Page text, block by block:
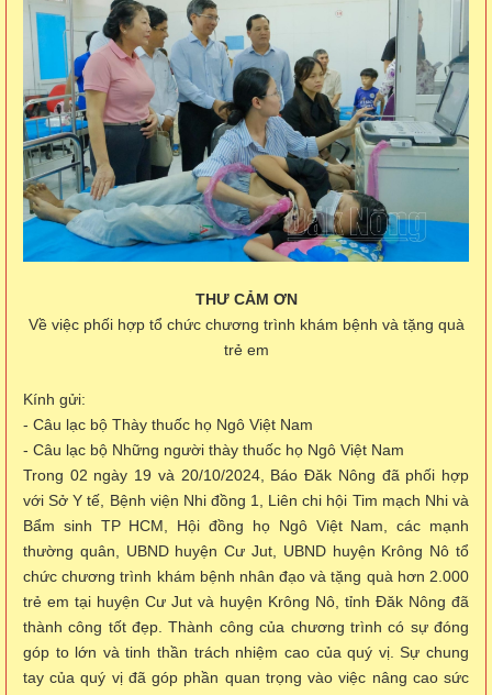
THƯ CẢM ƠN
Về việc phối hợp tổ chức chương trình khám bệnh và tặng quà
trẻ em
Kính gửi:
- Câu lạc bộ Thày thuốc họ Ngô Việt Nam
- Câu lạc bộ Những người thày thuốc họ Ngô Việt Nam
Trong 02 ngày 19 và 20/10/2024, Báo Đăk Nông đã phối hợp
với Sở Y tế, Bệnh viện Nhi đồng 1, Liên chi hội Tim mạch Nhi và
Bẩm sinh TP HCM, Hội đồng họ Ngô Việt Nam, các mạnh
thường quân, UBND huyện Cư Jut, UBND huyện Krông Nô tổ
chức chương trình khám bệnh nhân đạo và tặng quà hơn 2.000
trẻ em tại huyện Cư Jut và huyện Krông Nô, tỉnh Đăk Nông đã
thành công tốt đẹp. Thành công của chương trình có sự đóng
góp to lớn và tinh thần trách nhiệm cao của quý vị. Sự chung
tay của quý vị đã góp phần quan trọng vào việc nâng cao sức